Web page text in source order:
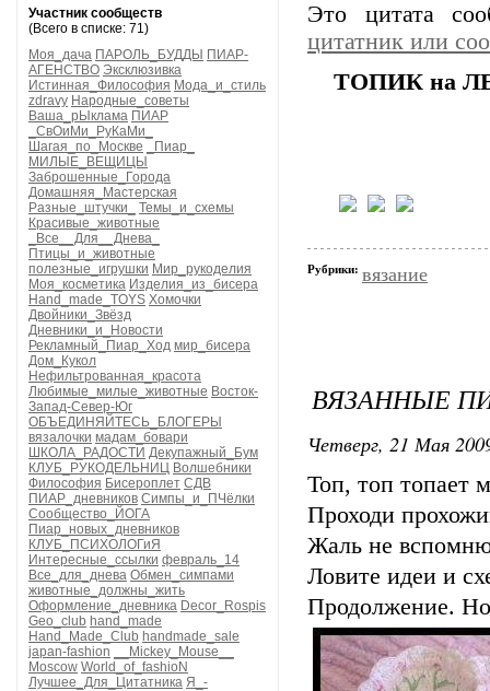
Участник сообществ
(Всего в списке: 71)
Моя_дача ПАРОЛЬ_БУДДЫ ПИАР-
АГЕНСТВО Эксклюзивка
Истинная_Философия Мода_и_стиль
zdravy Народные_советы
Ваша_рЫклама ПИАР
_СвОиМи_РуКаМи_
Шагая_по_Москве
_Пиар_
МИЛЫЕ_ВЕЩИЦЫ
Заброшенные_Города
Домашняя_Мастерская
Разные_штучки_
Темы_и_схемы
Красивые_животные
_Все__Для__Днева_
Птицы_и_животные
полезные_игрушки Мир_рукоделия
Моя_косметика Изделия_из_бисера
Hand_made_TOYS Хомочки
Двойники_Звёзд
Дневники_и_Новости
Рекламный_Пиар_Ход мир_бисера
Дом_Кукол
Нефильтрованная_красота
Любимые_милые_животные Восток-
Запад-Север-Юг
ОБЪЕДИНЯЙТЕСЬ_БЛОГЕРЫ
вязалочки мадам_бовари
ШКОЛА_РАДОСТИ Декупажный_Бум
КЛУБ_РУКОДЕЛЬНИЦ Волшебники
Философия Бисероплет СДВ
ПИАР_дневников Симпы_и_ПЧёлки
Сообщество_ЙОГА
Пиар_новых_дневников
КЛУБ_ПСИХОЛОГиЯ
Интересные_ссылки февраль_14
Все_для_днева Обмен_симпами
животные_должны_жить
Оформление_дневника Decor_Rospis
Geo_club hand_made
Hand_Made_Club handmade_sale
japan-fashion
__Mickey_Mouse__
Moscow World_of_fashioN
Лучшее_Для_Цитатника Я_-
Это цитата
цитатник или
ТОПИК на
Рубрики: вязание
ВЯЗАННЫЕ
Четверг, 21 Мая
Топ, топ топает
Проходи
Жаль не вспомню
Ловите идеи и
Продолжение.